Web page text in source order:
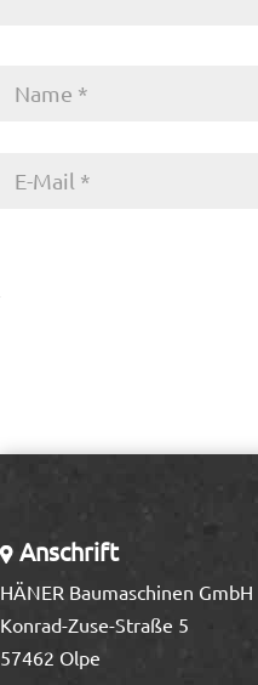
Anschrift
HÄNER Baumaschinen GmbH
Konrad-Zuse-Straße 5
57462 Olpe